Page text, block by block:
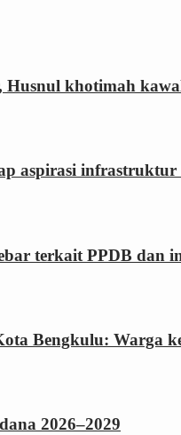
Husnul khotimah
aspirasi
terkait PPDB dan
Bengkulu: Warga
2026–2029